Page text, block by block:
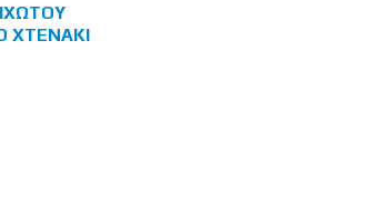
ΧΤΕΝΆΚΙ